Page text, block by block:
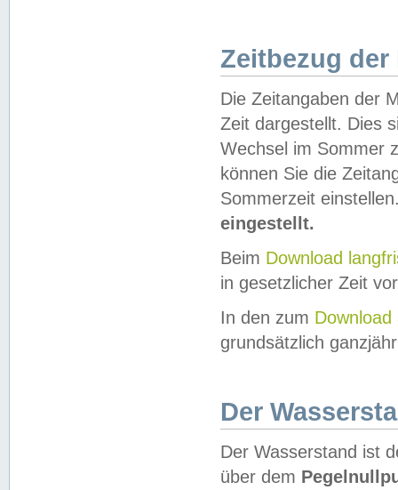
Zeitbezug der
Die Zeitangaben der
Zeit dargestellt. Dies
Wechsel im Sommer
können Sie die
Sommerzeit
eingestellt.
Beim Download
in gesetzlicher Zeit
In den zum Download
grundsätzlich
Der
Der Wasserstand ist
über dem